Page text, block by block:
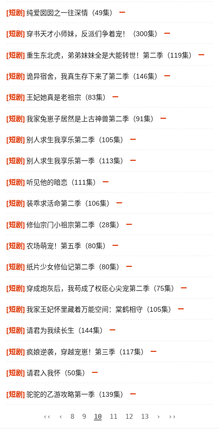
[短剧] 纯爱囡囡之一往深情（49集）
[短剧] 穿书天才小师妹，反派们争着宠！（300集）
[短剧] 重生东北虎，弟弟妹妹全是大能转世！第二季（119集）
[短剧] 诡异宿舍，我真生存下来了第二季（146集）
[短剧] 王妃她真是老祖宗（83集）
[短剧] 我家兔崽子居然是上古神兽第二季（91集）
[短剧] 别人求生我享乐第二季（105集）
[短剧] 别人求生我享乐第一季（113集）
[短剧] 听见他的暗恋（111集）
[短剧] 装乖求活命第二季（106集）
[短剧] 修仙宗门小祖宗第二季（28集）
[短剧] 农场萌宠！第五季（80集）
[短剧] 纸片少女修仙记第二季（80集）
[短剧] 穿成炮灰后，我苟成了权臣心尖宠第二季（75集）
[短剧] 我家王妃怀里藏着万能空间：棠鹤相守（105集）
[短剧] 请君为我续长生（144集）
[短剧] 疯娘逆袭，穿越宠崽！第三季（117集）
[短剧] 请君入我怀（50集）
[短剧] 驼驼的乙游攻略第一季（139集）
‹‹ ‹ 8 9 10 11 12 13 › ››